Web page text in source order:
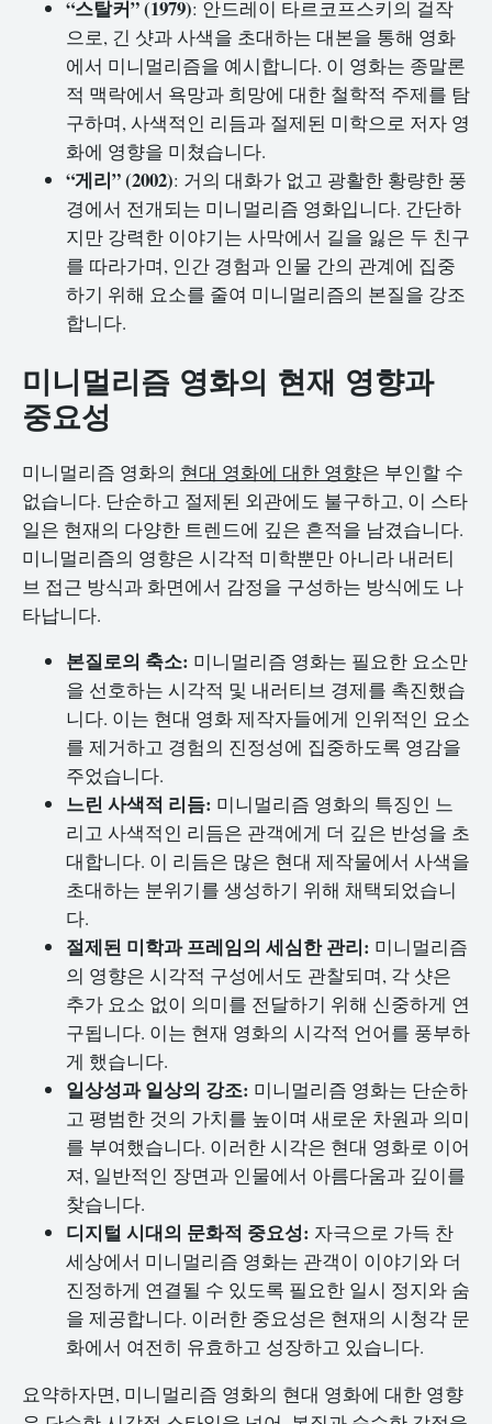
“스탈커” (1979): 안드레이 타르코프스키의 걸작
으로, 긴 샷과 사색을 초대하는 대본을 통해 영화
에서 미니멀리즘을 예시합니다. 이 영화는 종말론
적 맥락에서 욕망과 희망에 대한 철학적 주제를 탐
구하며, 사색적인 리듬과 절제된 미학으로 저자 영
화에 영향을 미쳤습니다.
“게리” (2002): 거의 대화가 없고 광활한 황량한 풍
경에서 전개되는 미니멀리즘 영화입니다. 간단하
지만 강력한 이야기는 사막에서 길을 잃은 두 친구
를 따라가며, 인간 경험과 인물 간의 관계에 집중
하기 위해 요소를 줄여 미니멀리즘의 본질을 강조
합니다.
미니멀리즘 영화의 현재 영향과
중요성
미니멀리즘 영화의 현대 영화에 대한 영향은 부인할 수
없습니다. 단순하고 절제된 외관에도 불구하고, 이 스타
일은 현재의 다양한 트렌드에 깊은 흔적을 남겼습니다.
미니멀리즘의 영향은 시각적 미학뿐만 아니라 내러티
브 접근 방식과 화면에서 감정을 구성하는 방식에도 나
타납니다.
본질로의 축소: 미니멀리즘 영화는 필요한 요소만
을 선호하는 시각적 및 내러티브 경제를 촉진했습
니다. 이는 현대 영화 제작자들에게 인위적인 요소
를 제거하고 경험의 진정성에 집중하도록 영감을
주었습니다.
느린 사색적 리듬: 미니멀리즘 영화의 특징인 느
리고 사색적인 리듬은 관객에게 더 깊은 반성을 초
대합니다. 이 리듬은 많은 현대 제작물에서 사색을
초대하는 분위기를 생성하기 위해 채택되었습니
다.
절제된 미학과 프레임의 세심한 관리: 미니멀리즘
의 영향은 시각적 구성에서도 관찰되며, 각 샷은
추가 요소 없이 의미를 전달하기 위해 신중하게 연
구됩니다. 이는 현재 영화의 시각적 언어를 풍부하
게 했습니다.
일상성과 일상의 강조: 미니멀리즘 영화는 단순하
고 평범한 것의 가치를 높이며 새로운 차원과 의미
를 부여했습니다. 이러한 시각은 현대 영화로 이어
져, 일반적인 장면과 인물에서 아름다움과 깊이를
찾습니다.
디지털 시대의 문화적 중요성: 자극으로 가득 찬
세상에서 미니멀리즘 영화는 관객이 이야기와 더
진정하게 연결될 수 있도록 필요한 일시 정지와 숨
을 제공합니다. 이러한 중요성은 현재의 시청각 문
화에서 여전히 유효하고 성장하고 있습니다.
요약하자면, 미니멀리즘 영화의 현대 영화에 대한 영향